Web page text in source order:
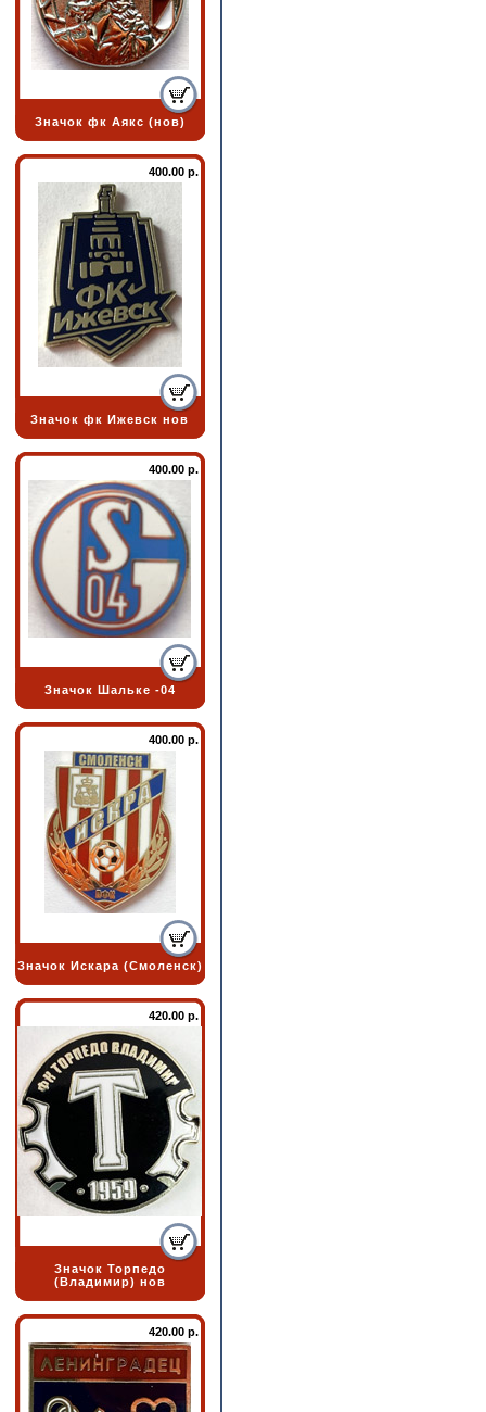
Значок фк Аякс (нов)
400.00 р.
Значок фк Ижевск нов
400.00 р.
Значок Шальке -04
400.00 р.
Значок Искара (Смоленск)
420.00 р.
Значок Торпедо
(Владимир) нов
420.00 р.